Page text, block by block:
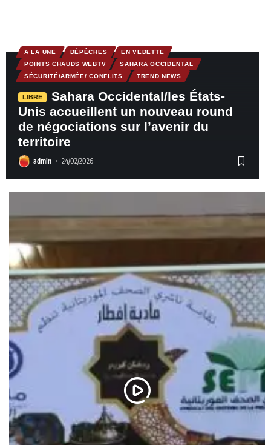
A LA UNE DÉPÊCHES
EN VEDETTE
POINTS CHAUDS WEBTV
SAHARA OCCIDENTAL
SÉCURITÉ/ARMÉE/ CONFLITS
TREND NEWS
LIBRE
Sahara Occidental/les États-
Unis accueillent un nouveau round
de négociations sur l’avenir du
territoire
admin 24/02/2026